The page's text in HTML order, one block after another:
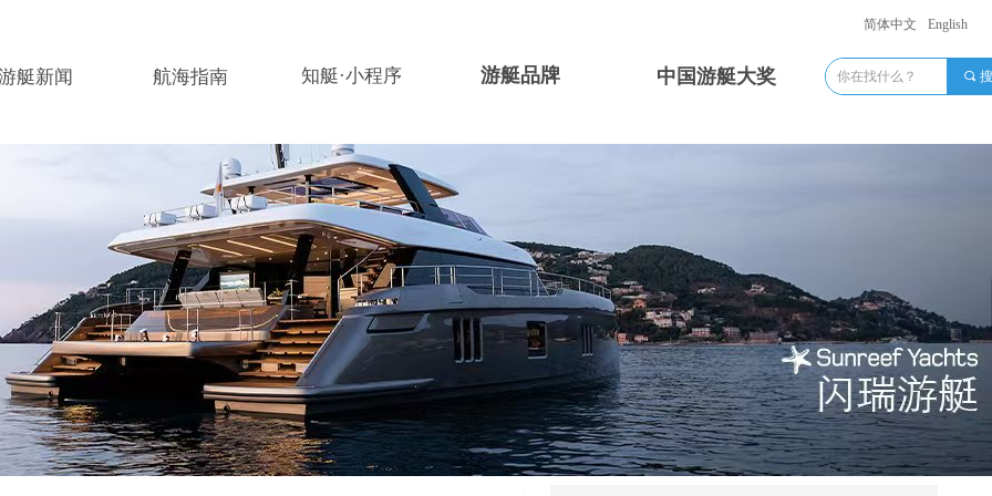
艇新闻 航海指南 끠
知艇·小程序 中国游艇大奖
游艇品牌
简体中文 English